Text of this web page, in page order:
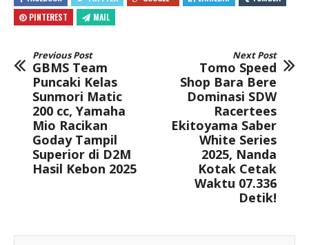
PINTEREST
MAIL
Previous Post
GBMS Team
Puncaki Kelas
Sunmori Matic
200 cc, Yamaha
Mio Racikan
Goday Tampil
Superior di D2M
Hasil Kebon 2025
Next Post
Tomo Speed
Shop Bara Bere
Dominasi SDW
Racertees
Ekitoyama Saber
White Series
2025, Nanda
Kotak Cetak
Waktu 07.336
Detik!